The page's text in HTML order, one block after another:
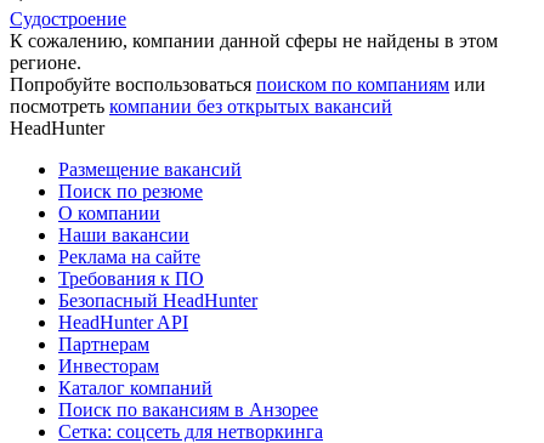
Судостроение
К сожалению, компании данной сферы не найдены в этом
регионе.
Попробуйте воспользоваться поиском по компаниям или
посмотреть компании без открытых вакансий
HeadHunter
Размещение вакансий
Поиск по резюме
О компании
Наши вакансии
Реклама на сайте
Требования к ПО
Безопасный HeadHunter
HeadHunter API
Партнерам
Инвесторам
Каталог компаний
Поиск по вакансиям в Анзорее
Сетка: соцсеть для нетворкинга